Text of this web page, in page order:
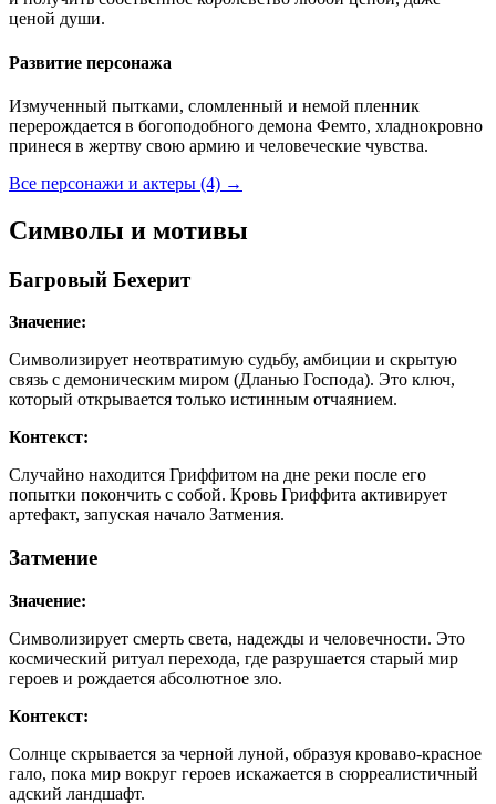
ценой души.
Развитие персонажа
Измученный пытками, сломленный и немой пленник
перерождается в богоподобного демона Фемто, хладнокровно
принеся в жертву свою армию и человеческие чувства.
Все персонажи и актеры (4) →
Символы и мотивы
Багровый Бехерит
Значение:
Символизирует неотвратимую судьбу, амбиции и скрытую
связь с демоническим миром (Дланью Господа). Это ключ,
который открывается только истинным отчаянием.
Контекст:
Случайно находится Гриффитом на дне реки после его
попытки покончить с собой. Кровь Гриффита активирует
артефакт, запуская начало Затмения.
Затмение
Значение:
Символизирует смерть света, надежды и человечности. Это
космический ритуал перехода, где разрушается старый мир
героев и рождается абсолютное зло.
Контекст:
Солнце скрывается за черной луной, образуя кроваво-красное
гало, пока мир вокруг героев искажается в сюрреалистичный
адский ландшафт.